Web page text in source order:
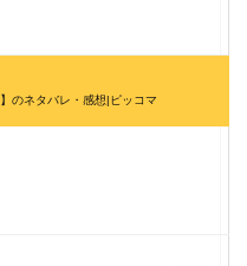
のネタバレ・感想|ピッコマ